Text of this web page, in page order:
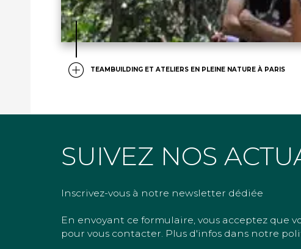
TEAMBUILDING ET ATELIERS EN PLEINE NATURE À PARIS
SUIVEZ NOS
Inscrivez-vous à notre newsletter dédiée
En envoyant ce formulaire, vous acceptez que
pour vous contacter. Plus d'infos dans notre